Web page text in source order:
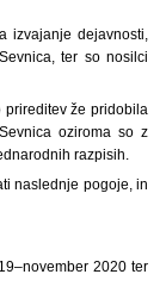
izvajanje dejavnosti,
ter so nosilci
prireditev že pridobila
oziroma so z
razpisih.
naslednje pogoje, in
2020 ter